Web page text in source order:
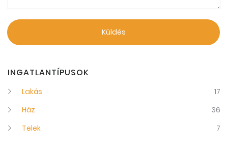
Küldés
INGATLANTÍPUSOK
Lakás
17
Ház
36
Telek
7